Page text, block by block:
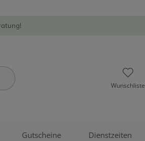
Wunschliste
Gutscheine Dienstzeiten